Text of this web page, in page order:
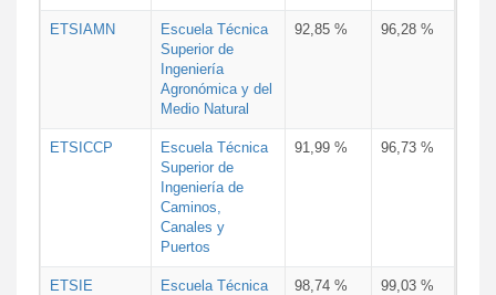
ETSIAMN
Escuela Técnica
Superior de
Ingeniería
Agronómica y del
Medio Natural
92,85 % 96,28 %
ETSICCP
Escuela Técnica
Superior de
Ingeniería de
Caminos,
Canales y
Puertos
91,99 % 96,73 %
ETSIE
Escuela Técnica
98,74 % 99,03 %